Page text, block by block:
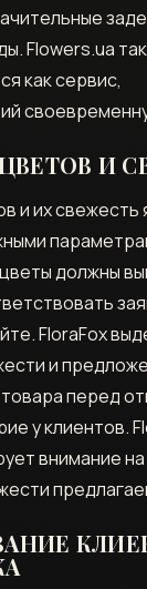
Flowers.ua
как сервис,
И
и их свежесть
должны
FloraFox
и
перед
у клиентов.
внимание